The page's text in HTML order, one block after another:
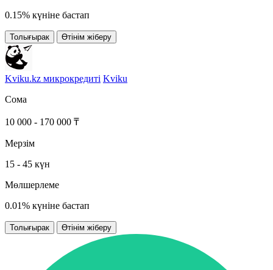
0.15% күніне бастап
Толығырак Өтінім жіберу
Kviku.kz микрокредиті Kviku
Сома
10 000 - 170 000 ₸
Мерзім
15 - 45 күн
Мөлшерлеме
0.01% күніне бастап
Толығырак Өтінім жіберу